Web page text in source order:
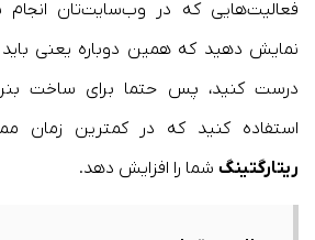
فعالیت‌هایی که در وب‌سایت‌تان انجام
نمایش دهید که همین دوباره یعنی
درست کنید، پس حتما برای ساخت
استفاده کنید که در کمترین زمان
ریتارگتینگ شما را افزایش دهد.